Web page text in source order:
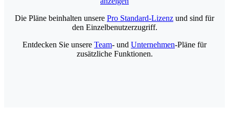
Die Pläne beinhalten unsere Pro Standard-Lizenz und sind für
den Einzelbenutzerzugriff.
Entdecken Sie unsere Team- und Unternehmen-Pläne für
zusätzliche Funktionen.